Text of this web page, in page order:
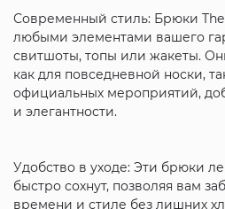
Современный стиль: Брюки The
любыми элементами вашего
свитшоты, топы или жакеты.
как для повседневной носки,
официальных мероприятий,
и элегантности.
Удобство в уходе: Эти брюки
быстро сохнут, позволяя вам
времени и стиле без лишних